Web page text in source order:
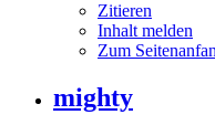
Zitieren
Inhalt melden
Zum
mighty